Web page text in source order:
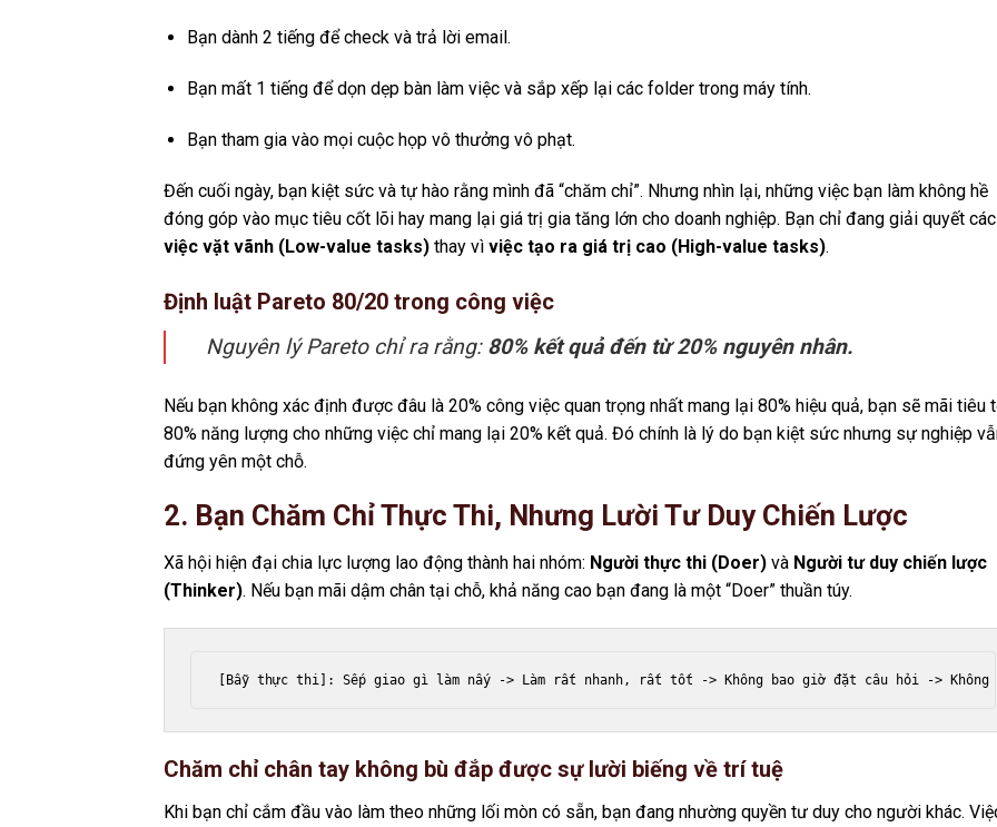
Bạn dành 2 tiếng để check và trả lời email.
Bạn mất 1 tiếng để dọn dẹp bàn làm việc và sắp xếp lại các folder trong máy tính.
Bạn tham gia vào mọi cuộc họp vô thưởng vô phạt.
Đến cuối ngày, bạn kiệt sức và tự hào rằng mình đã “chăm chỉ”. Nhưng nhìn lại, những việc bạn làm không hề
đóng góp vào mục tiêu cốt lõi hay mang lại giá trị gia tăng lớn cho doanh nghiệp. Bạn chỉ đang giải quyết các
việc vặt vãnh (Low-value tasks) thay vì việc tạo ra giá trị cao (High-value tasks).
Định luật Pareto 80/20 trong công việc
Nguyên lý Pareto chỉ ra rằng: 80% kết quả đến từ 20% nguyên nhân.
Nếu bạn không xác định được đâu là 20% công việc quan trọng nhất mang lại 80% hiệu quả, bạn sẽ mãi tiêu
80% năng lượng cho những việc chỉ mang lại 20% kết quả. Đó chính là lý do bạn kiệt sức nhưng sự nghiệp
đứng yên một chỗ.
2. Bạn Chăm Chỉ Thực Thi, Nhưng Lười Tư Duy Chiến Lược
Xã hội hiện đại chia lực lượng lao động thành hai nhóm: Người thực thi (Doer) và Người tư duy chiến lược
(Thinker). Nếu bạn mãi dậm chân tại chỗ, khả năng cao bạn đang là một “Doer” thuần túy.
Chăm chỉ chân tay không bù đắp được sự lười biếng về trí tuệ
Khi bạn chỉ cắm đầu vào làm theo những lối mòn có sẵn, bạn đang nhường quyền tư duy cho người khác.